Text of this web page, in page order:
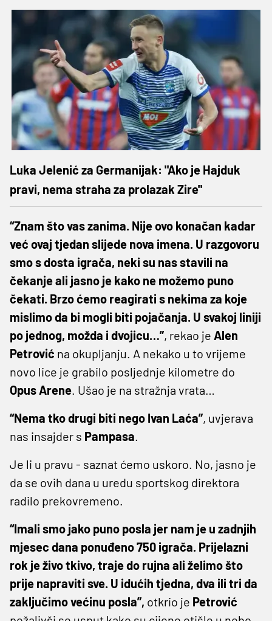
Luka Jelenić za Germanijak: "Ako je Hajduk
pravi, nema straha za prolazak Zire"
“Znam što vas zanima. Nije ovo konačan kadar
već ovaj tjedan slijede nova imena. U razgovoru
smo s dosta igrača, neki su nas stavili na
čekanje ali jasno je kako ne možemo puno
čekati. Brzo ćemo reagirati s nekima za koje
mislimo da bi mogli biti pojačanja. U svakoj liniji
po jednog, možda i dvojicu…”, rekao je Alen
Petrović na okupljanju. A nekako u to vrijeme
novo lice je grabilo posljednje kilometre do
Opus Arene. Ušao je na stražnja vrata…
“Nema tko drugi biti nego Ivan Laća”, uvjerava
nas insajder s Pampasa.
Je li u pravu - saznat ćemo uskoro. No, jasno je
da se ovih dana u uredu sportskog direktora
radilo prekovremeno.
“Imali smo jako puno posla jer nam je u zadnjih
mjesec dana ponuđeno 750 igrača. Prijelazni
rok je živo tkivo, traje do rujna ali želimo što
prije napraviti sve. U idućih tjedna, dva ili tri da
zaključimo većinu posla”, otkrio je Petrović